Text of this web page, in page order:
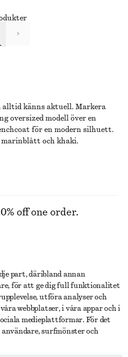
alltid känns aktuell. Markera
oversized modell över en
för en modern silhuett.
marinblått och khaki.
Instagram
off one order.
part, däribland annan
för att ge dig full funktionalitet
utföra analyser och
webbplatser, i våra appar och i
medieplattformar. För det
surfmönster och